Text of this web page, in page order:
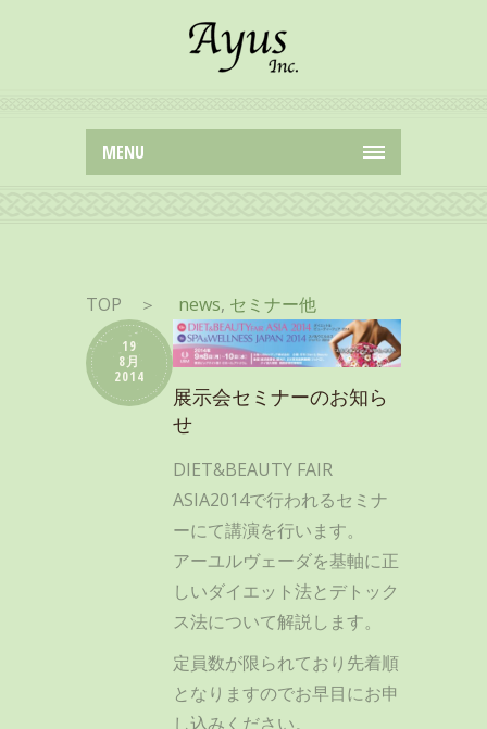
MENU
TOP ＞ news, セミナー他
19
8月
2014
展示会セミナーのお知ら
せ
DIET&BEAUTY FAIR
ASIA2014で行われるセミナ
ーにて講演を行います。
アーユルヴェーダを基軸に正
しいダイエット法とデトック
ス法について解説します。
定員数が限られており先着順
となりますのでお早目にお申
し込みください。